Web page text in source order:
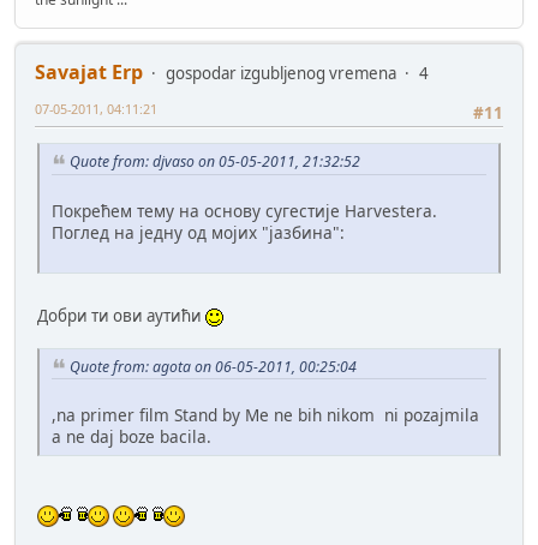
Savajat Erp gospodar izgubljenog vremena
4
#11
07-05-2011, 04:11:21
Quote from: djvaso on 05-05-2011, 21:32:52
Покрећем тему на основу сугестије Harvestera.
Поглед на једну од мојих "јазбина":
Добри ти ови аутићи
Quote from: agota on 06-05-2011, 00:25:04
,na primer film Stand by Me ne bih nikom ni pozajmila
a ne daj boze bacila.